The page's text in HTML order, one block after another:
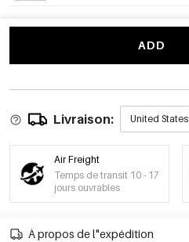
ADD
Livraison: United States
Air Freight
Temps de transit 10 - 17
jours ouvrables
À propos de l"expédition